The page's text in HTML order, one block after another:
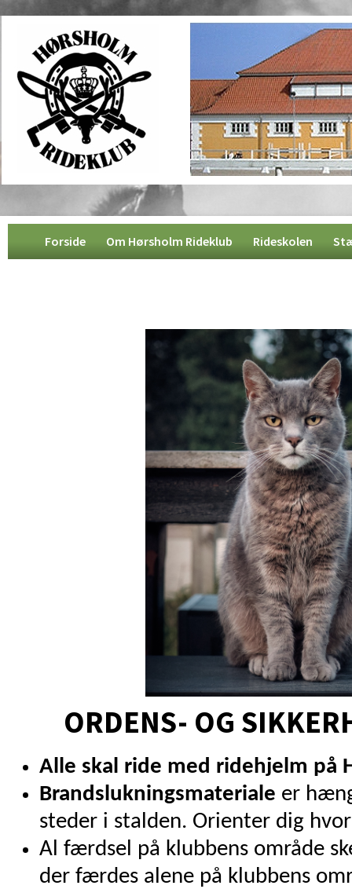
Forside Om Hørsholm Rideklub Rideskolen
ORDENS- OG
Alle skal ride med ridehjelm på
Brandslukningsmateriale er
steder i stalden. Orienter dig
Al færdsel på klubbens område
der færdes alene på klubbens